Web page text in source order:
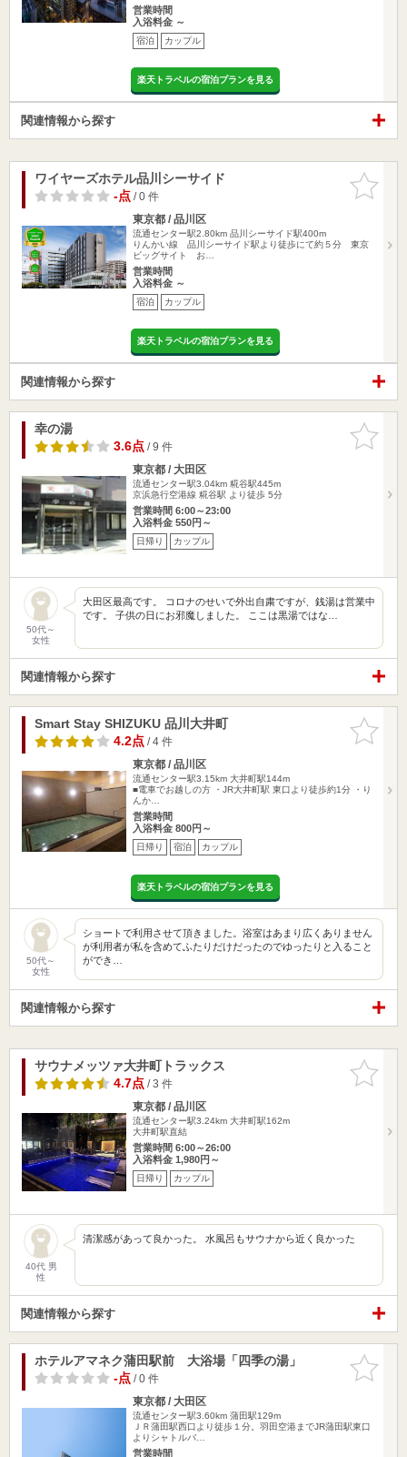
営業時間
入浴料金 ～
宿泊 カップル
楽天トラベルの宿泊プランを見る
関連情報から探す
お気に入
りに追加
ワイヤーズホテル品川シーサイド
-点/ 0 件
東京都 / 品川区
流通センター駅2.80km 品川シーサイド駅400m
りんかい線 品川シーサイド駅より徒歩にて約５分 東京
ビッグサイト お…
営業時間
入浴料金 ～
宿泊 カップル
楽天トラベルの宿泊プランを見る
関連情報から探す
お気に入
りに追加
幸の湯
3.6点/ 9 件
東京都 / 大田区
流通センター駅3.04km 糀谷駅445m
京浜急行空港線 糀谷駅 より徒歩 5分
営業時間 6:00～23:00
入浴料金 550円～
日帰り カップル
50代～
女性
大田区最高です。 コロナのせいで外出自粛ですが、銭湯は営業中
です。 子供の日にお邪魔しました。 ここは黒湯ではな…
関連情報から探す
お気に入
りに追加
Smart Stay SHIZUKU 品川大井町
4.2点/ 4 件
東京都 / 品川区
流通センター駅3.15km 大井町駅144m
■電車でお越しの方 ・JR大井町駅 東口より徒歩約1分 ・り
んか…
営業時間
入浴料金 800円～
日帰り 宿泊 カップル
楽天トラベルの宿泊プランを見る
50代～
女性
ショートで利用させて頂きました。浴室はあまり広くありません
が利用者が私を含めてふたりだけだったのでゆったりと入ること
ができ…
関連情報から探す
お気に入
りに追加
サウナメッツァ大井町トラックス
4.7点/ 3 件
東京都 / 品川区
流通センター駅3.24km 大井町駅162m
大井町駅直結
営業時間 6:00～26:00
入浴料金 1,980円～
日帰り カップル
40代 男
性
清潔感があって良かった。 水風呂もサウナから近く良かった
関連情報から探す
お気に入
りに追加
ホテルアマネク蒲田駅前 大浴場「四季の湯」
-点/ 0 件
東京都 / 大田区
流通センター駅3.60km 蒲田駅129m
ＪＲ蒲田駅西口より徒歩１分。羽田空港までJR蒲田駅東口
よりシャトルバ…
営業時間